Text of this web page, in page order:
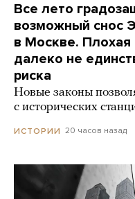
Все лето
возможный снос
в Москве. Плохая
далеко не
риска
Новые законы
с исторических
ИСТОРИИ 20 часов назад